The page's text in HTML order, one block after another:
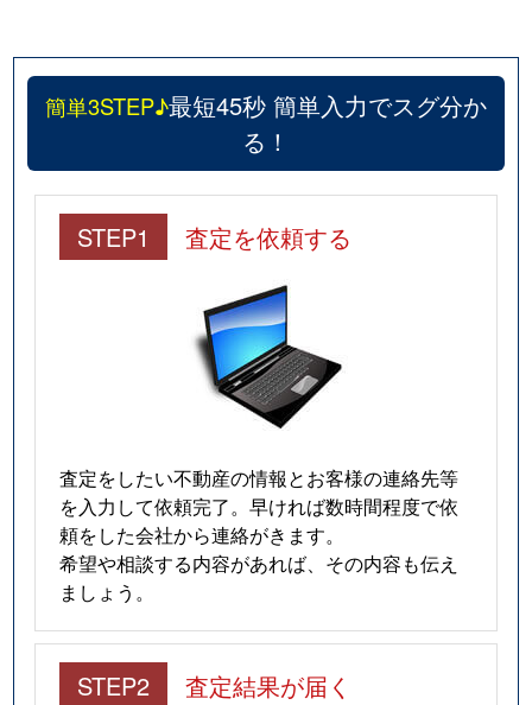
簡単3STEP♪最短45秒 簡単入力でスグ分か
る！
STEP1 査定を依頼する
査定をしたい不動産の情報とお客様の連絡先等
を入力して依頼完了。早ければ数時間程度で依
頼をした会社から連絡がきます。
希望や相談する内容があれば、その内容も伝え
ましょう。
STEP2 査定結果が届く